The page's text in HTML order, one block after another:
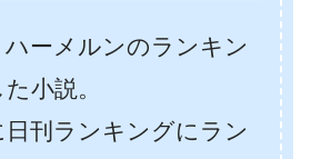
ーメルンのランキン
小説。
日刊ランキングにラン